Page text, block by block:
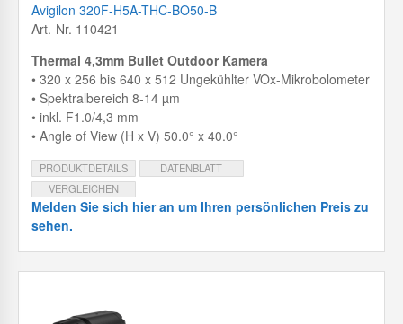
Avigilon 320F-H5A-THC-BO50-B
Art.-Nr. 110421
Thermal 4,3mm Bullet Outdoor Kamera
• 320 x 256 bis 640 x 512 Ungekühlter VOx-Mikrobolometer
• Spektralbereich 8-14 µm
• inkl. F1.0/4,3 mm
• Angle of View (H x V) 50.0° x 40.0°
PRODUKTDETAILS
DATENBLATT
VERGLEICHEN
Melden Sie sich hier an um Ihren persönlichen Preis zu
sehen.